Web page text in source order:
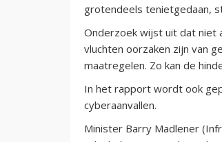
grotendeels tenietgedaan,
Onderzoek wijst uit dat niet
vluchten oorzaken zijn van
maatregelen. Zo kan de
In het rapport wordt ook
cyberaanvallen.
Minister Barry Madlener